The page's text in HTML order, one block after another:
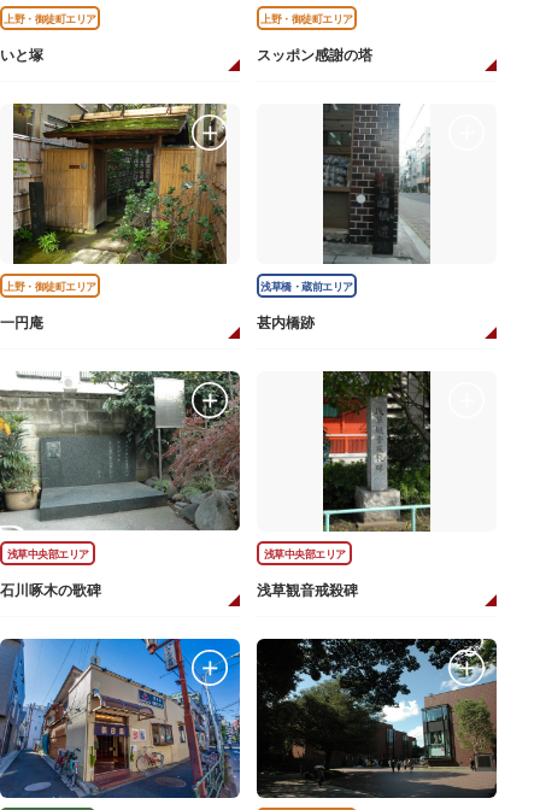
上野・御徒町エリア
いと塚
上野・御徒町エリア
スッポン感謝の塔
上野・御徒町エリア
一円庵
浅草橋・蔵前エリア
甚内橋跡
浅草中央部エリア
石川啄木の歌碑
浅草中央部エリア
浅草観音戒殺碑